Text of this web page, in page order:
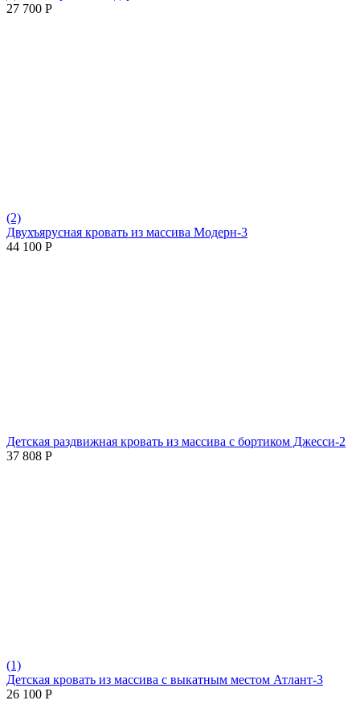
27 700 Р
(2)
Двухъярусная кровать из массива Модерн-3
44 100 Р
Детская раздвижная кровать из массива с бортиком Джесси-2​
37 808 Р
(1)
Детская кровать из массива с выкатным местом Атлант-3
26 100 Р